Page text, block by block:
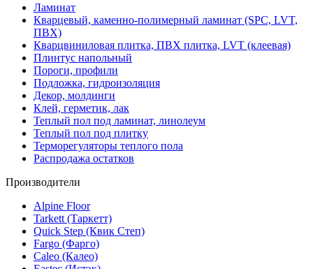
Ламинат
Кварцевый, каменно-полимерный ламинат (SPC, LVT,
ПВХ)
Кварцвиниловая плитка, ПВХ плитка, LVT (клеевая)
Плинтус напольный
Пороги, профили
Подложка, гидроизоляция
Декор, молдинги
Клей, герметик, лак
Теплый пол под ламинат, линолеум
Теплый пол под плитку
Терморегуляторы теплого пола
Распродажа остатков
Производители
Alpine Floor
Tarkett (Таркетт)
Quick Step (Квик Степ)
Fargo (Фарго)
Caleo (Калео)